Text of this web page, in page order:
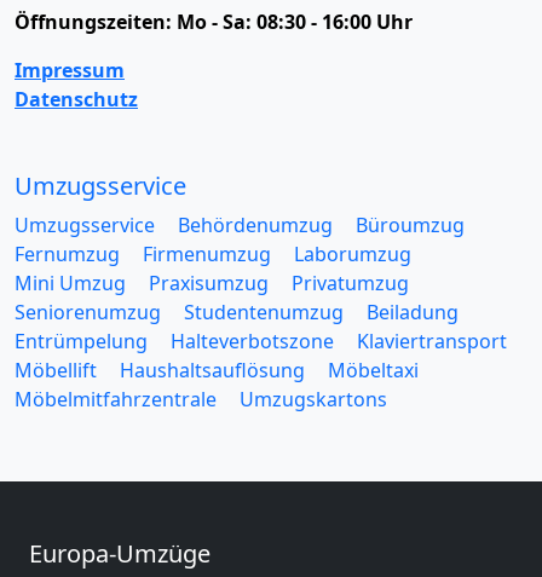
Öffnungszeiten: Mo - Sa: 08:30 - 16:00 Uhr
Impressum
Datenschutz
Umzugsservice
Umzugsservice Behördenumzug
Büroumzug
Fernumzug
Firmenumzug
Laborumzug
Mini Umzug
Praxisumzug
Privatumzug
Seniorenumzug
Studentenumzug
Beiladung
Entrümpelung
Halteverbotszone
Klaviertransport
Möbellift
Haushaltsauflösung
Möbeltaxi
Möbelmitfahrzentrale
Umzugskartons
Europa-Umzüge